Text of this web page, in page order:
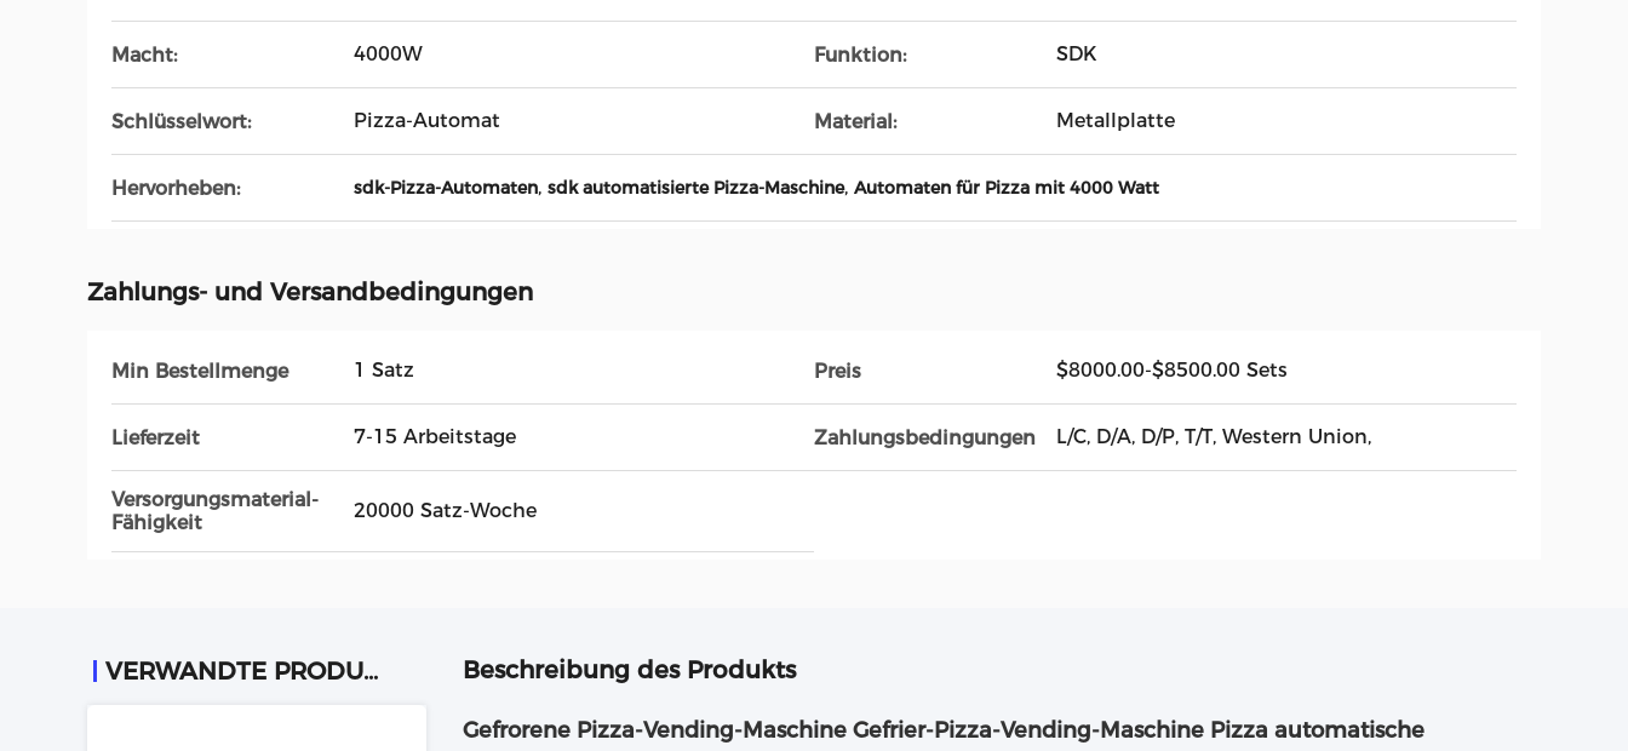
Macht: 4000W Funktion: SDK
Schlüsselwort: Pizza-Automat Material: Metallplatte
Hervorheben: sdk-Pizza-Automaten, sdk automatisierte Pizza-Maschine, Automaten für Pizza mit 4000 Watt
Zahlungs- und Versandbedingungen
Min Bestellmenge 1 Satz Preis $8000.00-$8500.00 Sets
Lieferzeit 7-15 Arbeitstage Zahlungsbedingungen L/C, D/A, D/P, T/T, Western Union,
Versorgungsmaterial-
Fähigkeit
20000 Satz-Woche
VERWANDTE PRODUKTE Beschreibung des Produkts
Gefrorene Pizza-Vending-Maschine Gefrier-Pizza-Vending-Maschine Pizza automatische